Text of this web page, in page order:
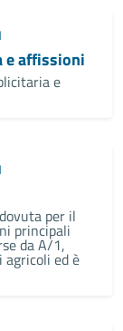
e affissioni
e
per il
principali
da A/1,
ed è